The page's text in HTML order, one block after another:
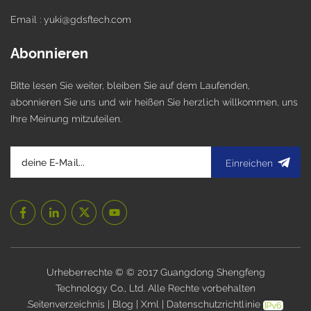
Email : yuki@gdsftech.com
Abonnieren
Bitte lesen Sie weiter, bleiben Sie auf dem Laufenden,
abonnieren Sie uns und wir heißen Sie herzlich willkommen, uns
Ihre Meinung mitzuteilen.
Einreichen
Urheberrechte © © 2017 Guangdong Shengfeng
Technology Co., Ltd. Alle Rechte vorbehalten
.Seitenverzeichnis Blog Xml| Datenschutzrichtlinie